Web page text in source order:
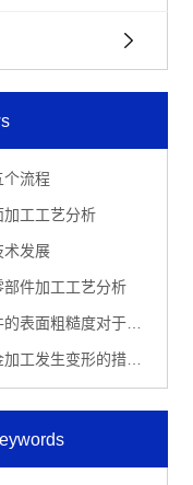
个流程
加工工艺分析
术发展
件加工工艺分析
度对于零件的影响有哪些？
生变形的措施有哪些？